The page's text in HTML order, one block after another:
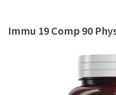
Immu 19 Comp 90